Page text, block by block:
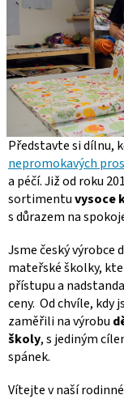
Představte si dílnu,
nepromokavých
a péčí. Již od roku
sortimentuvysoce
s důrazem na
Jsme český
mateřské školky,
přístupu a
ceny. Od chvíle, kdy
zaměřili na výrobu
školy, s jediným
spánek.
Vítejte v naší